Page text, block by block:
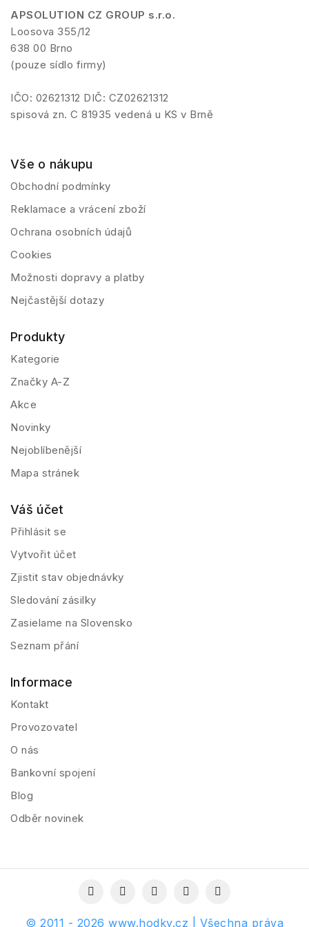
APSOLUTION CZ GROUP s.r.o.
Loosova 355/12
638 00 Brno
(pouze sídlo firmy)
IČO: 02621312 DIČ: CZ02621312
spisová zn. C 81935 vedená u KS v Brně
Vše o nákupu
Obchodní podmínky
Reklamace a vrácení zboží
Ochrana osobních údajů
Cookies
Možnosti dopravy a platby
Nejčastější dotazy
Produkty
Kategorie
Značky A-Z
Akce
Novinky
Nejoblíbenější
Mapa stránek
Váš účet
Přihlásit se
Vytvořit účet
Zjistit stav objednávky
Sledování zásilky
Zasielame na Slovensko
Seznam přání
Informace
Kontakt
Provozovatel
O nás
Bankovní spojení
Blog
Odběr novinek
© 2011 - 2026 www.hodky.cz | Všechna práva